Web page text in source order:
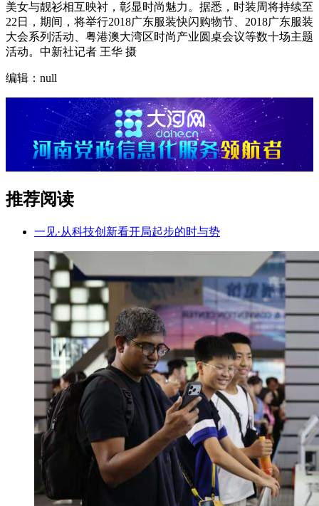
美女与靓衫相互映衬，彰显时尚魅力。据悉，时装周将持续至
22日，期间，将举行2018广东服装快闪购物节、2018广东服装
大会系列活动、粤港澳大湾区时尚产业圆桌会议等数十场主题
活动。中新社记者 王华 摄
编辑：null
推荐阅读
一见·从科技创新看开局起步的时与势